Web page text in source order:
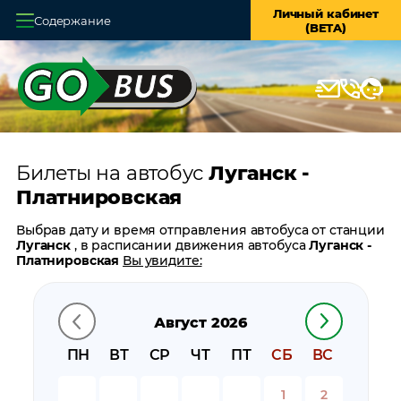
Содержание
Личный кабинет
(BETA)
Главная
О системе
Оплата и доставка
Возврат билетов
Заказ автобуса
Контакты
Билеты на автобусЛуганск -
Платнировская
Август 2026
ПН
ВТ СР ЧТ ПТ СБ ВС
1 2
Выбрав дату и время отправления автобуса от станции
Луганск , в расписании движения автобусаЛуганск -
Платнировская Вы увидите:
время прибытия
время в пути
цену билета